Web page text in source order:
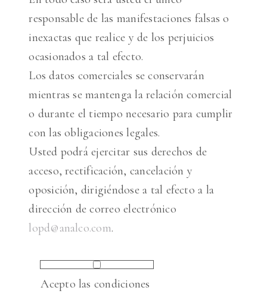
responsable de las manifestaciones falsas o
inexactas que realice y de los perjuicios
ocasionados a tal efecto.
Los datos comerciales se conservarán
mientras se mantenga la relación comercial
o durante el tiempo necesario para cumplir
con las obligaciones legales.
Usted podrá ejercitar sus derechos de
acceso, rectificación, cancelación y
oposición, dirigiéndose a tal efecto a la
dirección de correo electrónico
lopd@analco.com.
Acepto las condiciones